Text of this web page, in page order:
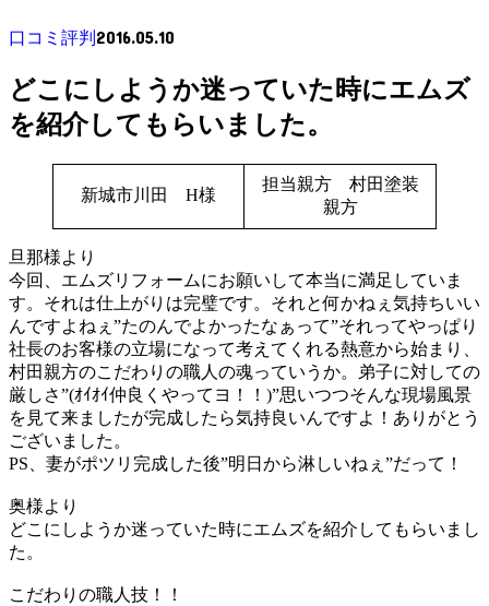
口コミ評判 2016.05.10
どこにしようか迷っていた時にエムズ
を紹介してもらいました。
新城市川田 H様
担当親方 村田塗装
親方
旦那様より
今回、エムズリフォームにお願いして本当に満足していま
す。それは仕上がりは完璧です。それと何かねぇ気持ちいい
んですよねぇ”たのんでよかったなぁって”それってやっぱり
社長のお客様の立場になって考えてくれる熱意から始まり、
村田親方のこだわりの職人の魂っていうか。弟子に対しての
厳しさ”(ｵｲｵｲ仲良くやってヨ！！)”思いつつそんな現場風景
を見て来ましたが完成したら気持良いんですよ！ありがとう
ございました。
PS、妻がポツリ完成した後”明日から淋しいねぇ”だって！
奥様より
どこにしようか迷っていた時にエムズを紹介してもらいまし
た。
こだわりの職人技！！